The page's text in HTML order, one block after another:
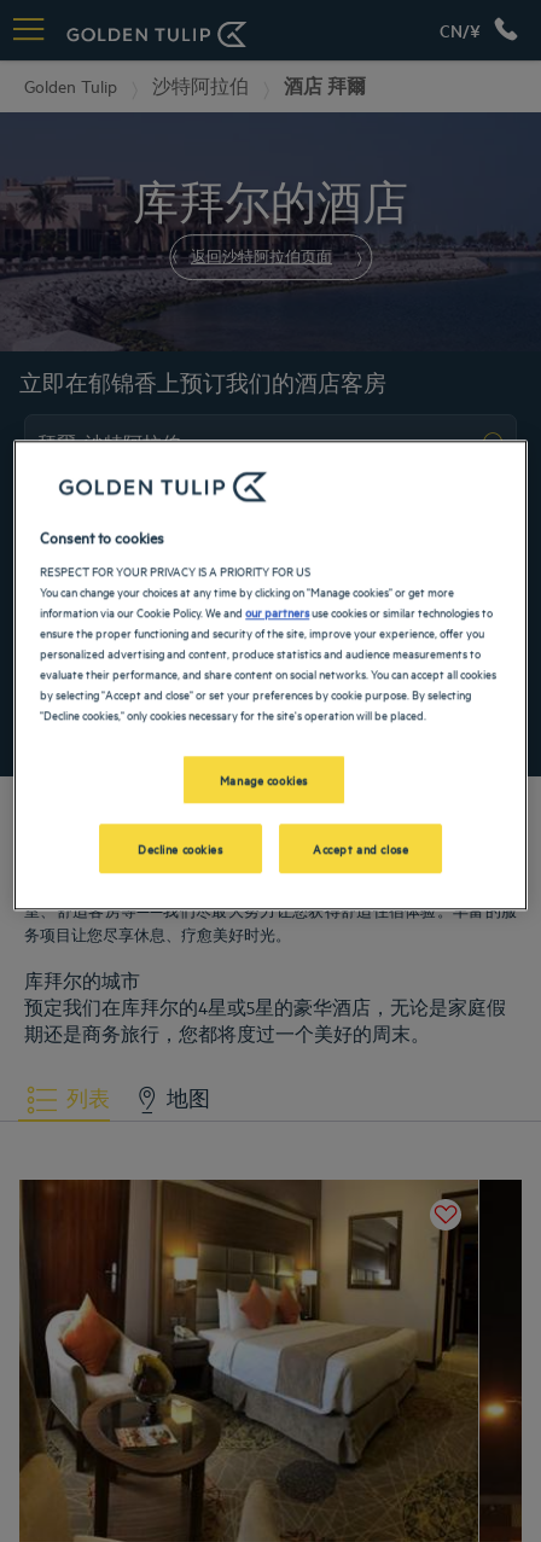
CN/¥
Golden Tulip 沙特阿拉伯 酒店 拜爾
库拜尔的酒店
返回沙特阿拉伯页面
立即在郁锦香上预订我们的酒店客房
寻找酒店
添加特惠代码
室、舒适客房等——我们尽最大努力让您获得舒适住宿体验。丰富的服
务项目让您尽享休息、疗愈美好时光。
库拜尔的城市
预定我们在库拜尔的4星或5星的豪华酒店，无论是家庭假
期还是商务旅行，您都将度过一个美好的周末。
列表 地图
Consent to cookies
RESPECT FOR YOUR PRIVACY IS A PRIORITY FOR US
You can change your choices at any time by clicking on "Manage cookies" or get more
information via our Cookie Policy. We andour partnersuse cookies or similar technologies to
ensure the proper functioning and security of the site, improve your experience, offer you
personalized advertising and content, produce statistics and audience measurements to
evaluate their performance, and share content on social networks. You can accept all cookies
by selecting "Accept and close" or set your preferences by cookie purpose. By selecting
"Decline cookies," only cookies necessary for the site's operation will be placed.
Manage cookies
Decline cookies Accept and close